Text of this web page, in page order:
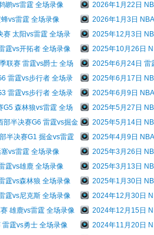
鹕vs雷霆 全场录像
2026年1月22日
vs雷霆 全场录像
2026年1月3日
太阳vs雷霆 全场录
2025年12月3日
霆vs开拓者 全场录像
2025年10月26日
联赛 雷霆vs爵士 全场
2025年6月24日 雷
雷霆vs步行者 全场录
2025年6月17日
雷霆vs步行者 全场录
2025年6月9日
森林狼vs雷霆 全场
2025年5月27日
半决赛G6 雷霆vs掘金
2025年5月14日
半决赛G1 掘金vs雷霆
2025年4月9日
vs雷霆 全场录像
2025年3月26日
霆vs雄鹿 全场录像
2025年3月13日
霆vs森林狼 全场录像
2025年1月30日
霆vs尼克斯 全场录像
2024年12月30日
雄鹿vs雷霆 全场录像
2024年12月15日
霆vs勇士 全场录像
2024年11月20日